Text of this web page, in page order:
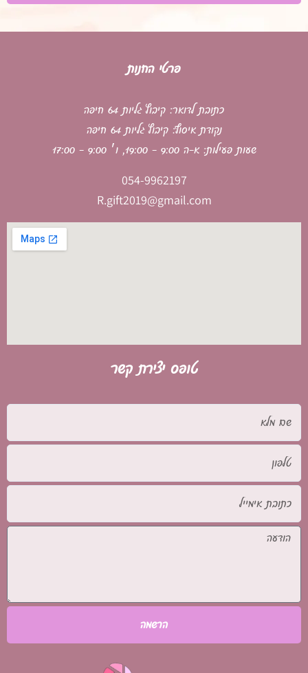
פרטי החנות
כתובת לדואר: קיבוץ גליות 64 חיפה
נקודת איסוף: קיבוץ גליות 64 חיפה
שעות פעילות: א-ה 9:00 - 19:00, ו׳ 9:00 - 17:00
054-9962197
R.gift2019@gmail.com
טופס יצירת קשר
מלא
אימייל
הודעה
הרשמה